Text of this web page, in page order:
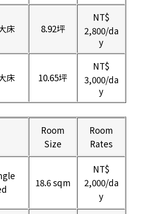
床 8.92坪
NT$
2,800/da
y
床 10.65坪
NT$
3,000/da
y
Room
Size
Room
Rates
18.6 sqm
NT$
2,000/da
y